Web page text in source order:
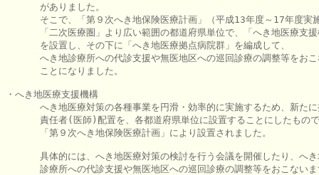
      がありました。
そこで、「第９次へき地保険医療計画」（平成13年度～17年度実
「二次医療圏」より広い範囲の都道府県単位で、「へき地医療支
      を設置し、その下に「へき地医療拠点病院群」を編成して、
へき地診療所への代診支援や無医地区への巡回診療の調整等をお
      ことになりました。
・へき地医療支援機構
へき地医療対策の各種事業を円滑・効率的に実施するため、新たに
責任者(医師)配置を、各都道府県単位に設置することにしたもの
      「第９次へき地保険医療計画」により設置されました。
具体的には、へき地医療対策の検討を行う会議を開催したり、へ
診療所への代診支援や無医地区への巡回診療の調整等をおこない